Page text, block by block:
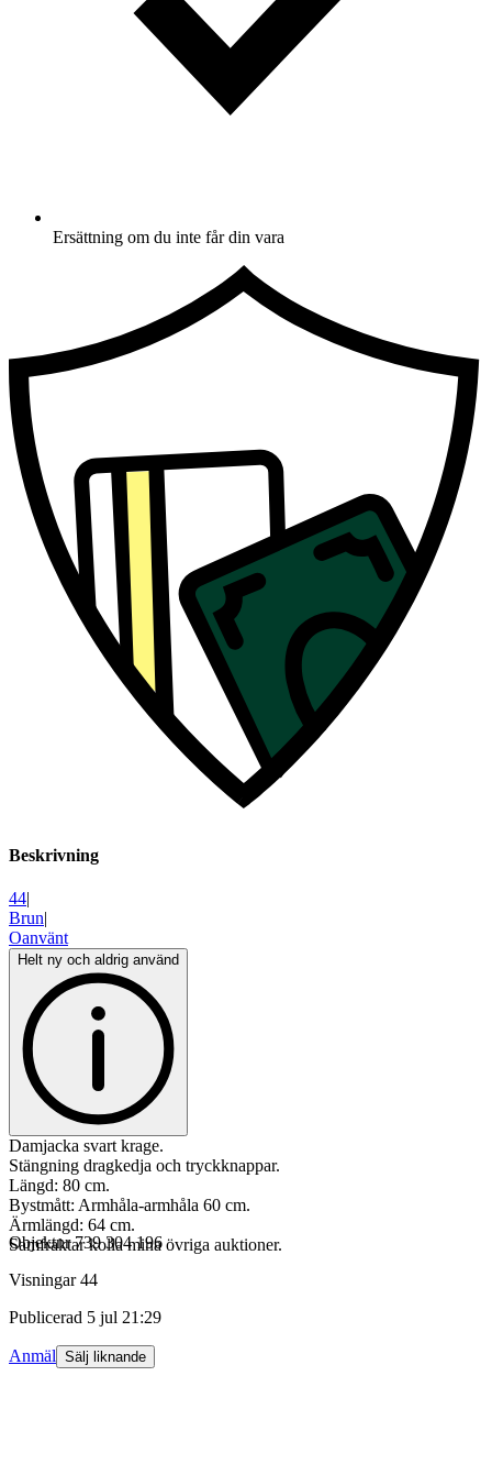
Ersättning om du inte får din vara
Beskrivning
44|
Brun|
Oanvänt
Helt ny och aldrig använd
Damjacka svart krage.
Stängning dragkedja och tryckknappar.
Längd: 80 cm.
Bystmått: Armhåla-armhåla 60 cm.
Ärmlängd: 64 cm.
Samfraktar kolla mina övriga auktioner.
Objektnr 739 304 196
Visningar 44
Publicerad 5 jul 21:29
Anmäl Sälj liknande